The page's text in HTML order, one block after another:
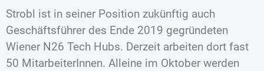
Strobl ist in seiner Position zukünftig auch
Geschäftsführer des Ende 2019 gegründeten
Wiener N26 Tech Hubs. Derzeit arbeiten dort fast
50 MitarbeiterInnen. Alleine im Oktober werden